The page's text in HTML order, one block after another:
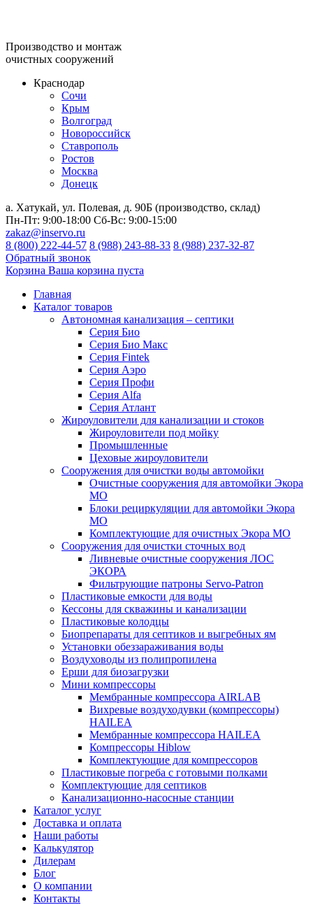
Производство и монтаж
очистных сооружений
Краснодар
Сочи
Крым
Волгоград
Новороссийск
Ставрополь
Ростов
Москва
Донецк
а. Хатукай, ул. Полевая, д. 90Б (производство, склад)
Пн-Пт: 9:00-18:00 Сб-Вс: 9:00-15:00
zakaz@inservo.ru
8 (800) 222-44-57 8 (988) 243-88-33 8 (988) 237-32-87
Обратный звонок
Корзина Ваша корзина пуста
Главная
Каталог товаров
Автономная канализация – септики
Серия Био
Серия Био Макс
Серия Fintek
Серия Аэро
Серия Профи
Серия Alfa
Серия Атлант
Жироуловители для канализации и стоков
Жироуловители под мойку
Промышленные
Цеховые жироуловители
Сооружения для очистки воды автомойки
Очистные сооружения для автомойки Экора
МО
Блоки рециркуляции для автомойки Экора
МО
Комплектующие для очистных Экора МО
Сооружения для очистки сточных вод
Ливневые очистные сооружения ЛОС
ЭКОРА
Фильтрующие патроны Servo-Patron
Пластиковые емкости для воды
Кессоны для скважины и канализации
Пластиковые колодцы
Биопрепараты для септиков и выгребных ям
Установки обеззараживания воды
Воздуховоды из полипропилена
Ерши для биозагрузки
Мини компрессоры
Мембранные компрессора AIRLAB
Вихревые воздуходувки (компрессоры)
HAILEA
Мембранные компрессора HAILEA
Компрессоры Hiblow
Комплектующие для компрессоров
Пластиковые погреба с готовыми полками
Комплектующие для септиков
Канализационно-насосные станции
Каталог услуг
Доставка и оплата
Наши работы
Калькулятор
Дилерам
Блог
О компании
Контакты